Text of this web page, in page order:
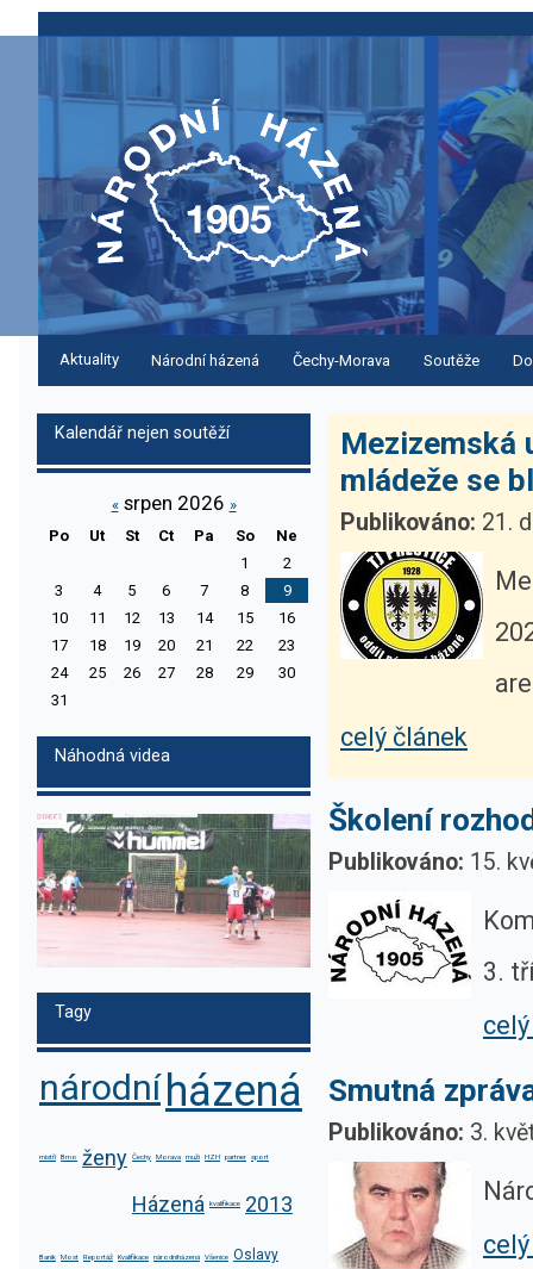
Aktuality Národní házená Čechy-Morava Soutěže
Kalendář nejen soutěží
«srpen 2026 »
Po
Ut St Ct Pa So
Ne
1
2
3
4 5 6 7 8
9
10
11 12 13 14 15
16
17
18 19 20 21 22
23
24
25 26 27 28 29
30
31
Náhodná videa
Tagy
národní házená
mistři Brno ženy Čechy Morava muži HZH partner sport
Házená kvalifikace 2013
Baník Most Reportáž Kvalifikace národníházená Všenice Oslavy
Mezizemská
mládeže se
Publikováno: 21.
celý článek
Školení
Publikováno: 15.
3.
Smutná
Publikováno: 3.